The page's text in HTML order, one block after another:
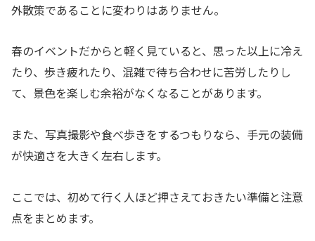
外散策であることに変わりはありません。
春のイベントだからと軽く見ていると、思った以上に冷え
たり、歩き疲れたり、混雑で待ち合わせに苦労したりし
て、景色を楽しむ余裕がなくなることがあります。
また、写真撮影や食べ歩きをするつもりなら、手元の装備
が快適さを大きく左右します。
ここでは、初めて行く人ほど押さえておきたい準備と注意
点をまとめます。